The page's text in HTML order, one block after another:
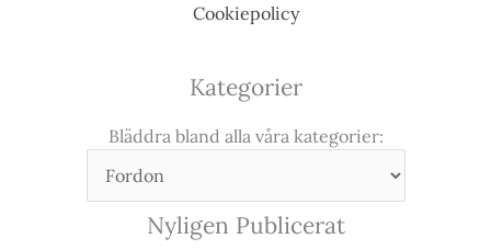
Cookiepolicy
Kategorier
Bläddra bland alla våra kategorier:
Nyligen Publicerat